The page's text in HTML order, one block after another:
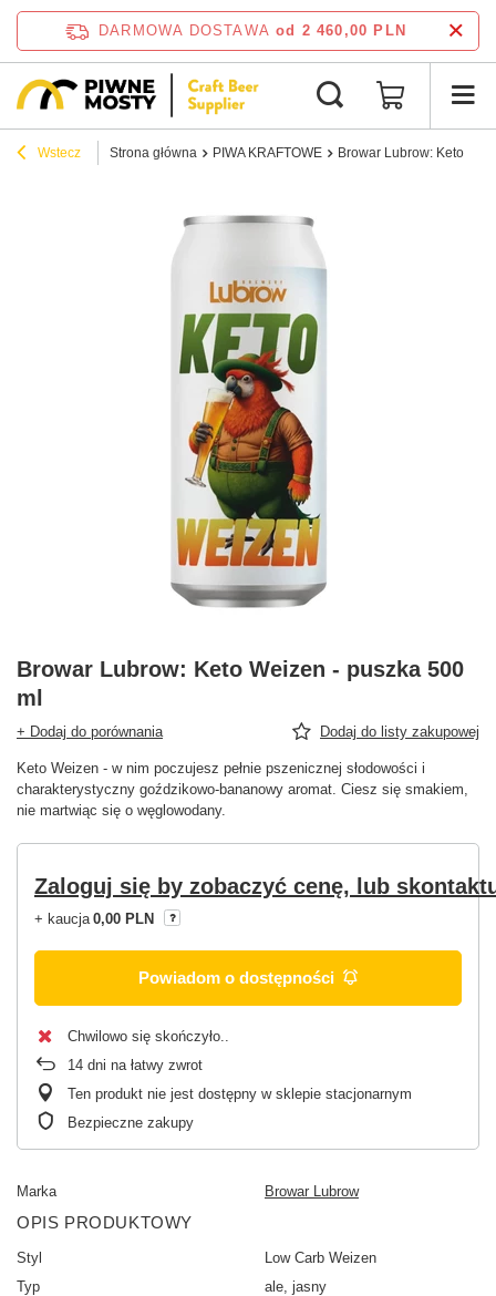
DARMOWA DOSTAWA od 2 460,00 PLN
Wstecz Strona główna PIWA KRAFTOWE Browar Lubrow: Keto
Browar Lubrow: Keto Weizen - puszka 500
ml
+ Dodaj do porównania Dodaj do listy zakupowej
Keto Weizen - w nim poczujesz pełnie pszenicznej słodowości i
charakterystyczny goździkowo-bananowy aromat. Ciesz się smakiem,
nie martwiąc się o węglowodany.
Zaloguj się by zobaczyć cenę, lub
+ kaucja 0,00 PLN
Powiadom o dostępności
Chwilowo się skończyło.
14 dni na łatwy zwrot
Ten produkt nie jest dostępny w sklepie stacjonarnym
Bezpieczne zakupy
Marka Browar Lubrow
OPIS PRODUKTOWY
Styl
Low Carb Weizen
Typ
ale, jasny